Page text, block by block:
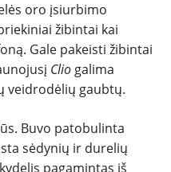
oro įsiurbimo
žibintai kai
Gale pakeisti žibintai
Clio galima
veidrodėlių gaubtų.
Buvo patobulinta
sėdynių ir durelių
pagamintas iš